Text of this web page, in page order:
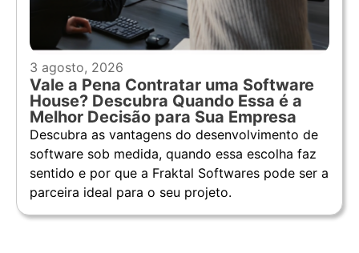
3 agosto, 2026
Vale a Pena Contratar uma Software
House? Descubra Quando Essa é a
Melhor Decisão para Sua Empresa
Descubra as vantagens do desenvolvimento de
software sob medida, quando essa escolha faz
sentido e por que a Fraktal Softwares pode ser a
parceira ideal para o seu projeto.